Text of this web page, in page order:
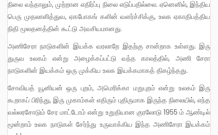
நிலை வந்தாலும், முற்றான எதிர்ப்பு நிலை எடுப்பதில்லை. ஏனெனில், இந்திய
பெரு முதலாளித்துவ, ஏகபோகங் களின் வளர்ச்சிக்கு, உலக ஏகாதிபத்திய
நிதி மூலதனத்தின் கூட்டு அவசியமானது.
அணிசேரா நாடுகளின் இயக்க வரலாறே இதற்கு சான்றாக உள்ளது. இரு
துருவ உலகம் என்று அழைக்கப்பட்டு வந்த காலத்தில், அணி சேரா
நாடுகளின் இயக்கம் ஒரு முக்கிய உலக இயக்கமாகத் திகழ்ந்தது.
சோவியத் யூனியன் ஒரு புறம், அமெரிக்கா மறுபுறம் என்று உலகம் இரு
கூறாகப் பிரிந்து, இரு முகாம்கள் எதிரும் புதிருமாக இருந்த நிலையில், எந்த
வல்லரசோடும் சேர மாட்டோம் என்று உறுதியான குரலோடு 1955 ம் ஆண்டில்
மூன்றாம் உலக நாடுகள் சேர்ந்து உருவாக்கிய இந்த அணிசேரா இயக்கம்